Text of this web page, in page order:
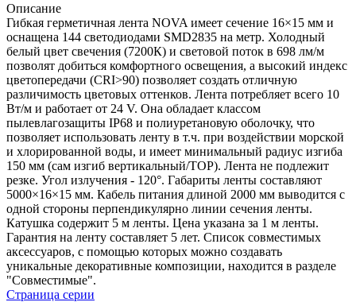
Описание
Гибкая герметичная лента NOVA имеет сечение 16×15 мм и
оснащена 144 светодиодами SMD2835 на метр. Холодный
белый цвет свечения (7200К) и световой поток в 698 лм/м
позволят добиться комфортного освещения, а высокий индекс
цветопередачи (CRI>90) позволяет создать отличную
различимость цветовых оттенков. Лента потребляет всего 10
Вт/м и работает от 24 V. Она обладает классом
пылевлагозащиты IP68 и полиуретановую оболочку, что
позволяет использовать ленту в т.ч. при воздействии морской
и хлорированной воды, и имеет минимальный радиус изгиба
150 мм (сам изгиб вертикальный/TOP). Лента не подлежит
резке. Угол излучения - 120°. Габариты ленты составляют
5000×16×15 мм. Кабель питания длиной 2000 мм выводится с
одной стороны перпендикулярно линии сечения ленты.
Катушка содержит 5 м ленты. Цена указана за 1 м ленты.
Гарантия на ленту составляет 5 лет. Список совместимых
аксессуаров, с помощью которых можно создавать
уникальные декоративные композиции, находится в разделе
"Совместимые".
Страница серии